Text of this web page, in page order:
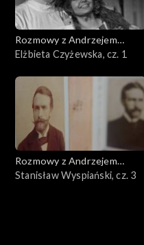
Rozmowy z Andrzejem
Doboszem
Elżbieta Czyżewska, cz. 1
Rozmowy z Andrzejem
Doboszem
Stanisław Wyspiański, cz. 3